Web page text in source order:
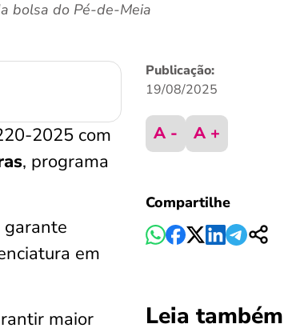
bolsa do Pé-de-Meia
2025 com
, programa
garante
em
maior
Publicação:
19/08/2025
A - A +
Compartilhe
Leia também